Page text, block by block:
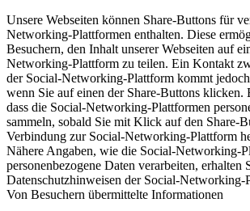
Unsere Webseiten können Share-Buttons für
Networking-Plattformen enthalten. Diese
Besuchern, den Inhalt unserer Webseiten auf
Networking-Plattform zu teilen. Ein Kontakt
der Social-Networking-Plattform kommt jedoch
wenn Sie auf einen der Share-Buttons klicken.
dass die Social-Networking-Plattformen
sammeln, sobald Sie mit Klick auf den Share-
Verbindung zur Social-Networking-Plattform
Nähere Angaben, wie die Social-Networking-
personenbezogene Daten verarbeiten, erhalten
Datenschutzhinweisen der Social-Networking-
Von Besuchern übermittelte Informationen